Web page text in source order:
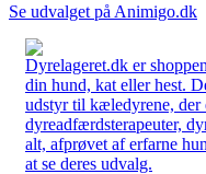
Se udvalget på Animigo.dk
Dyrelageret.dk er
din hund, kat eller hest.
udstyr til kæledyrene, der
dyreadfærdsterapeuter,
alt, afprøvet af erfarne
at se deres udvalg.